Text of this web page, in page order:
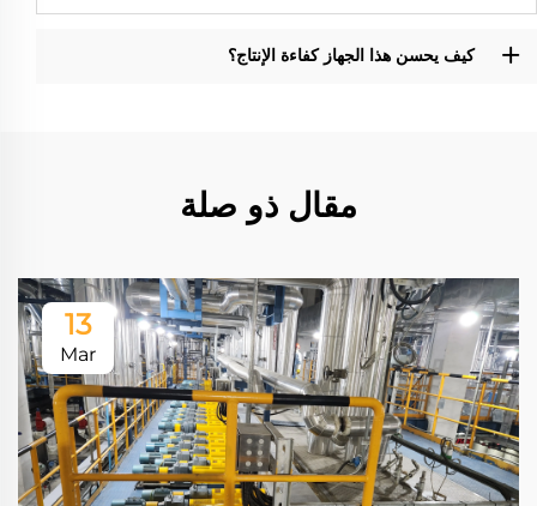
كيف يحسن هذا الجهاز كفاءة الإنتاج؟
مقال ذو صلة
13
Mar